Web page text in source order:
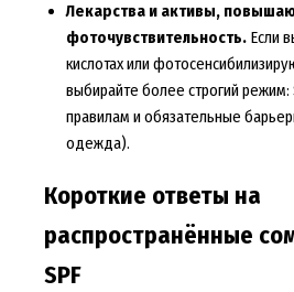
Лекарства и активы,
фоточувствительность.Если
кислотах или
выбирайте более строгий
правилам и обязательные
одежда).
Короткие ответы на
распространённые
SPF